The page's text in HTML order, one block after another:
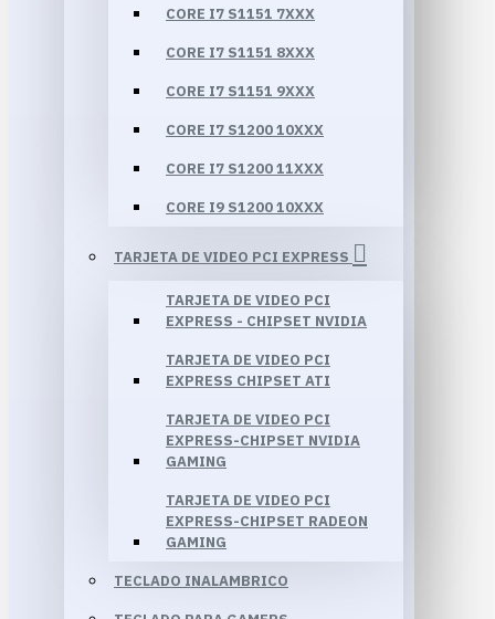
CORE I7 S1151 7XXX
CORE I7 S1151 8XXX
CORE I7 S1151 9XXX
CORE I7 S1200 10XXX
CORE I7 S1200 11XXX
CORE I9 S1200 10XXX
TARJETA DE VIDEO PCI EXPRESS
TARJETA DE VIDEO PCI
EXPRESS - CHIPSET NVIDIA
TARJETA DE VIDEO PCI
EXPRESS CHIPSET ATI
TARJETA DE VIDEO PCI
EXPRESS-CHIPSET NVIDIA
GAMING
TARJETA DE VIDEO PCI
EXPRESS-CHIPSET RADEON
GAMING
TECLADO INALAMBRICO